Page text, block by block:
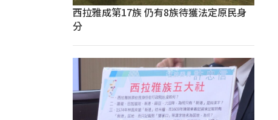
西拉雅成第17族 仍有8族待獲法定原民身
分